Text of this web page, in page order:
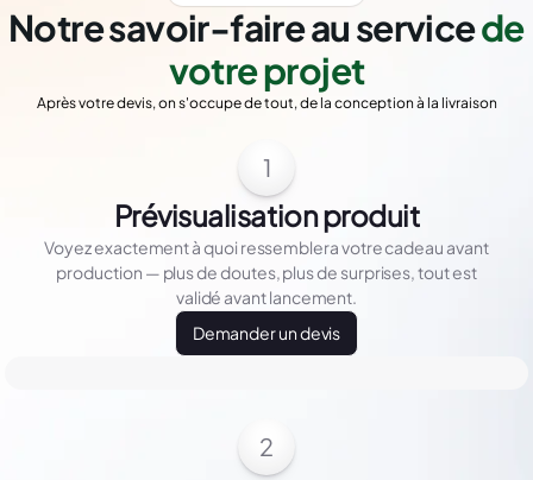
Notre savoir-faire au servicede
votre projet
Après votre devis, on s'occupe de tout, de la conception à la livraison
1
Prévisualisation produit
Voyez exactement à quoi ressemblera votre cadeau avant
production — plus de doutes, plus de surprises, tout est
validé avant lancement.
Demander un devis
2